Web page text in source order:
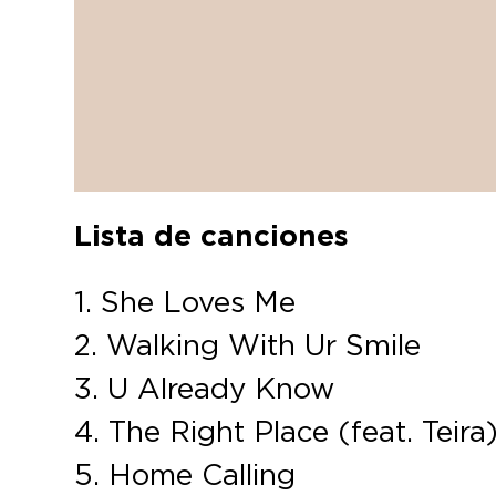
Lista de canciones
1. She Loves Me
2. Walking With Ur Smile
3. U Already Know
4. The Right Place (feat.
5. Home Calling